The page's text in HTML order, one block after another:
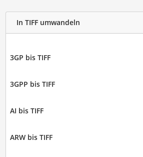
In TIFF umwandeln
3GP bis TIFF
3GPP bis TIFF
AI bis TIFF
ARW bis TIFF